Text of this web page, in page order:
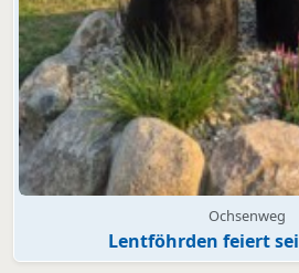
Ochsenweg
Lentföhrden feiert